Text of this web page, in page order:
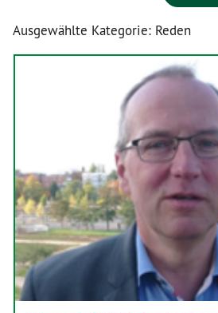
Ausgewählte Kategorie: Reden